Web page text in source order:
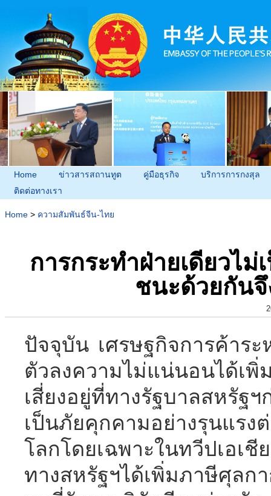
Home ข่าวสารสถานทูต คู่มือธุรกิจ
บริการการกงสุล
ติดต่อทางเรา
Home > ความสัมพันธ์จีน-ไทย
การกระทำฝ่ายเดียวไ
ชนะด้วยกันจึ
ปัจจุบัน เศรษฐกิจการค้าร
ตัวลงความไม่แน่นอนได้เ
เสี่ยงอยู่ที่ทางรัฐบาลสหรัฐ
เป็นภัยคุกคามอย่างรุนแรง
โลกโดยเฉพาะในทวีปเอ
ทางสหรัฐฯได้เพิ่มภาษีศุล